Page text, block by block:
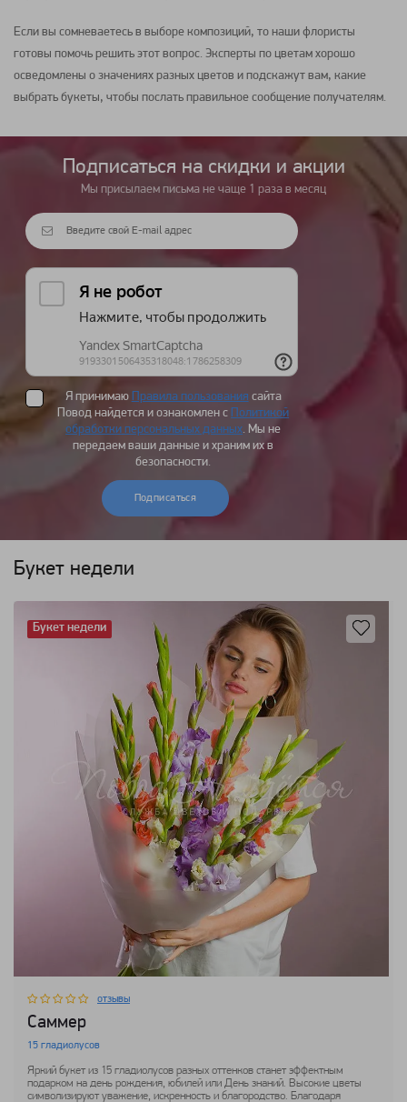
Если вы сомневаетесь в выборе композиций, то наши флористы
готовы помочь решить этот вопрос. Эксперты по цветам хорошо
осведомлены о значениях разных цветов и подскажут вам, какие
выбрать букеты, чтобы послать правильное сообщение получателям.
Подписаться на cкидки и акции
Мы присылаем письма не чаще 1 раза в месяц
Я принимаю Правила пользования сайта
Повод найдется и ознакомлен с Политикой
обработки персональных данных. Мы не
передаем ваши данные и храним их в
безопасности.
Подписаться
Букет недели
отзывы
Саммер
15 гладиолусов
Яркий букет из 15 гладиолусов разных оттенков станет эффектным
подарком на день рождения, юбилей или День знаний. Высокие цветы
символизируют уважение, искренность и благородство. Благодаря
Букет недели